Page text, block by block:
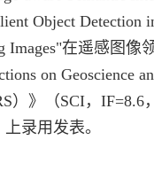
Object Detection
Images"在遥感图像
on Geoscience
）》（SCI，IF=8.6
录用发表。